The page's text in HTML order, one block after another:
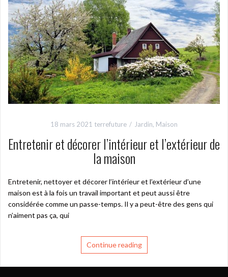
18 mars 2021 terrefuture Jardin, Maison
Entretenir et décorer l’intérieur et l’extérieur de
la maison
Entretenir, nettoyer et décorer l’intérieur et l’extérieur d’une
maison est à la fois un travail important et peut aussi être
considérée comme un passe-temps. Il y a peut-être des gens qui
n’aiment pas ça, qui
Continue reading